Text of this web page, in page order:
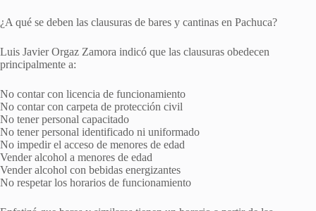
¿A qué se deben las clausuras de bares y cantinas en Pachuca?
Luis Javier Orgaz Zamora indicó que las clausuras obedecen
principalmente a:
No contar con licencia de funcionamiento
No contar con carpeta de protección civil
No tener personal capacitado
No tener personal identificado ni uniformado
No impedir el acceso de menores de edad
Vender alcohol a menores de edad
Vender alcohol con bebidas energizantes
No respetar los horarios de funcionamiento